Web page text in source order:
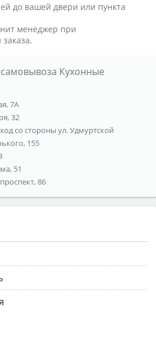
до вашей двери или пункта
менеджер при
Кухонные
7А
32
со стороны ул. Удмуртской
155
51
86